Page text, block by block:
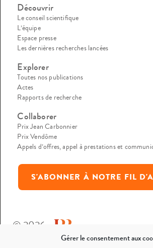
Gérer le consentement aux
Découvrir
Le conseil scientifique
L’équipe
Espace presse
Les dernières recherches lancées
Explorer
Toutes nos publications
Actes
Rapports de recherche
Collaborer
Prix Jean Carbonnier
Prix Vendôme
Appels d’offres, appel à prestations et
S'ABONNER À NOTRE FIL
© 2026